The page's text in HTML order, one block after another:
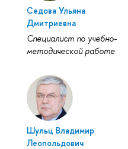
Седова Ульяна
Дмитриевна
Специалист по учебно-
методической работе
Шульц Владимир
Леопольдович